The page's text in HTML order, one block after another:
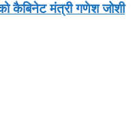
को कैबिनेट मंत्री गणेश जोशी